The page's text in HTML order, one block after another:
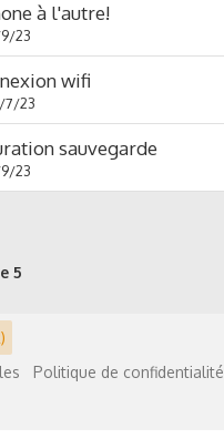
à l'autre!
23
wifi
7/23
sauvegarde
23
5
Politique de confidentialité